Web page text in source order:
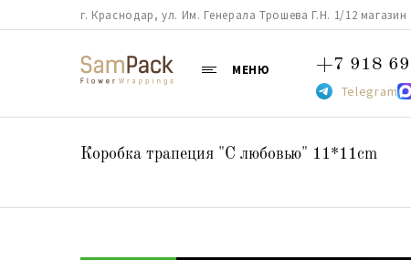
г. Краснодар, ул. Им. Генерала Трошева Г.Н. 1/12
МЕНЮ +7 918
Telegram
Коробка трапеция "С любовью" 11*11cm